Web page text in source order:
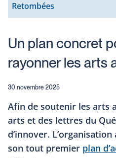
Retombées
Ouvrir
le
Un plan concret
rayonner les arts
30 novembre 2025
Afin de soutenir les arts
arts et des lettres du
d’innover.
son tout premier plan